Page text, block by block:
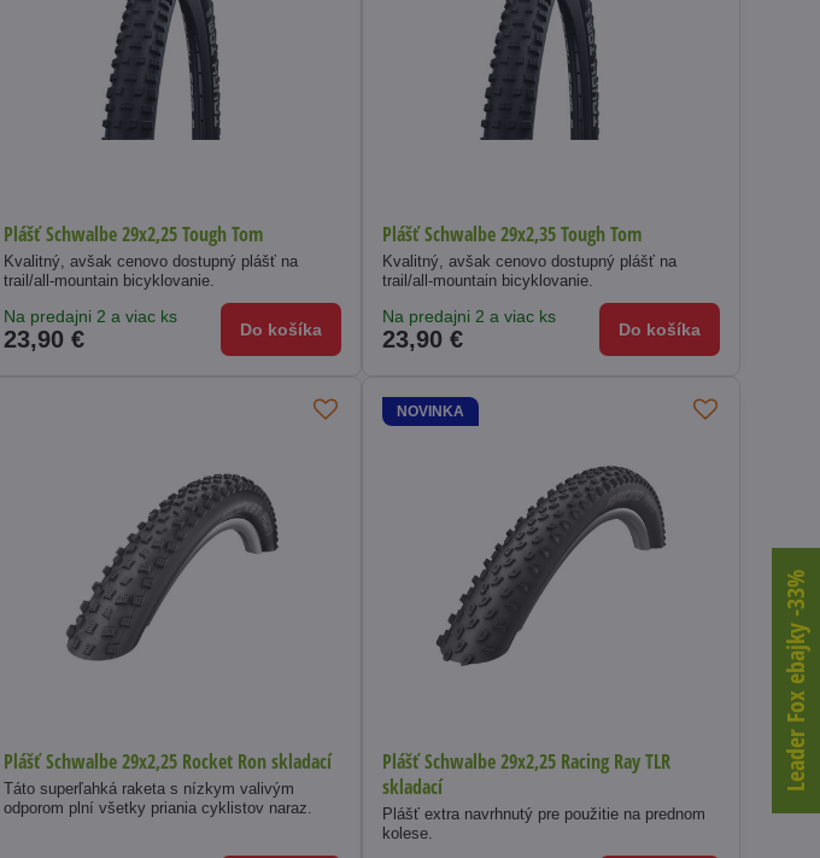
Plášť Schwalbe 29x2,25 Tough Tom
Kvalitný, avšak cenovo dostupný plášť na
trail/all-mountain bicyklovanie.
Na predajni 2 a viac ks
23,90 € Do košíka
Plášť Schwalbe 29x2,35 Tough Tom
Kvalitný, avšak cenovo dostupný plášť na
trail/all-mountain bicyklovanie.
Na predajni 2 a viac ks
23,90 € Do košíka
Plášť Schwalbe 29x2,25 Rocket Ron skladací
Táto superľahká raketa s nízkym valivým
odporom plní všetky priania cyklistov naraz.
NOVINKA
Plášť Schwalbe 29x2,25 Racing Ray TLR
skladací
Plášť extra navrhnutý pre použitie na prednom
kolese.
Leader Fox ebajky -33%